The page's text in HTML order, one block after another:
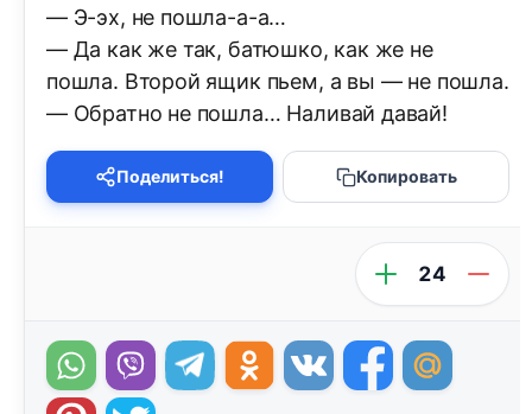
— Э-эх, не пошла-а-а…
— Да как же так, батюшко, как же не
пошла. Второй ящик пьем, а вы — не пошла.
— Обратно не пошла… Наливай давай!
Поделиться! Копировать
24